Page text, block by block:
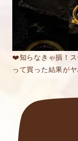
❤️知らなきゃ損！
って買った結果が